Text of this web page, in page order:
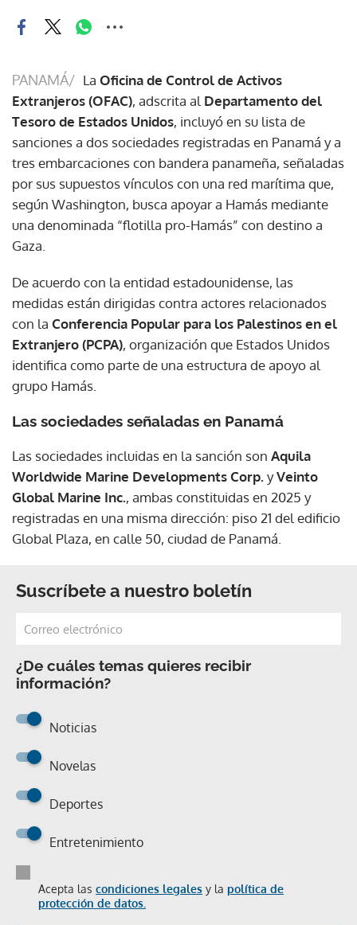
PANAMÁ/ La Oficina de Control de Activos
Extranjeros (OFAC), adscrita al Departamento del
Tesoro de Estados Unidos, incluyó en su lista de
sanciones a dos sociedades registradas en Panamá y a
tres embarcaciones con bandera panameña, señaladas
por sus supuestos vínculos con una red marítima que,
según Washington, busca apoyar a Hamás mediante
una denominada “flotilla pro-Hamás” con destino a
Gaza.
De acuerdo con la entidad estadounidense, las
medidas están dirigidas contra actores relacionados
con la Conferencia Popular para los Palestinos en el
Extranjero (PCPA), organización que Estados Unidos
identifica como parte de una estructura de apoyo al
grupo Hamás.
Las sociedades señaladas en Panamá
Las sociedades incluidas en la sanción son Aquila
Worldwide Marine Developments Corp.yVeinto
Global Marine Inc., ambas constituidas en 2025 y
registradas en una misma dirección: piso 21 del edificio
Global Plaza, en calle 50, ciudad de Panamá.
Suscríbete a nuestro boletín
¿De cuáles temas quieres recibir
información?
Noticias
Novelas
Deportes
Entretenimiento
Acepta las condiciones legales y la política de
protección de datos.